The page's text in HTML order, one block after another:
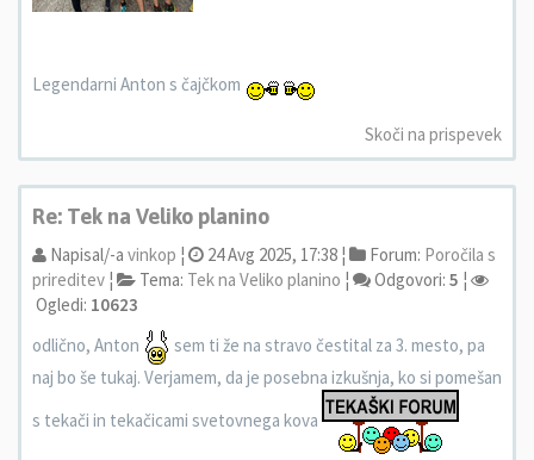
Legendarni Anton s čajčkom
Skoči na prispevek
Re: Tek na Veliko planino
Napisal/-a vinkop ¦ 24 Avg 2025, 17:38 ¦ Forum: Poročila s
prireditev ¦ Tema: Tek na Veliko planino ¦ Odgovori: 5 ¦
Ogledi: 10623
odlično, Anton
sem ti že na stravo čestital za 3. mesto, pa
naj bo še tukaj. Verjamem, da je posebna izkušnja, ko si pomešan
s tekači in tekačicami svetovnega kova